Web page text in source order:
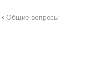
‹ Общие вопросы